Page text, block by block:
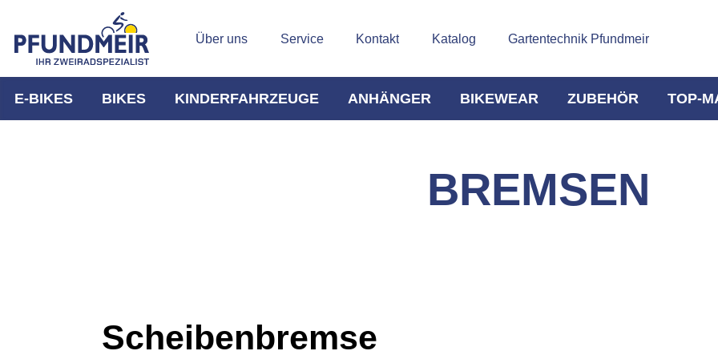
Über uns Service Kontakt Katalog Gartentechnik Pfundmeir
E-BIKES BIKES KINDERFAHRZEUGE ANHÄNGER BIKEWEAR ZUBEHÖR TOP-
BREMSEN
Scheibenbremse